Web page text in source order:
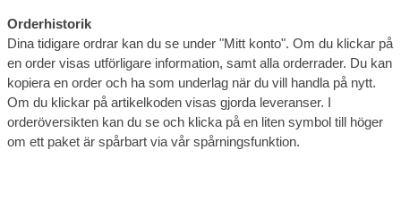
Orderhistorik
Dina tidigare ordrar kan du se under "Mitt konto". Om du klickar på
en order visas utförligare information, samt alla orderrader. Du kan
kopiera en order och ha som underlag när du vill handla på nytt.
Om du klickar på artikelkoden visas gjorda leveranser. I
orderöversikten kan du se och klicka på en liten symbol till höger
om ett paket är spårbart via vår spårningsfunktion.